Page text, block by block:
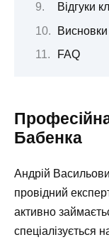
Відгуки
Висновки
FAQ
Бабенка
Андрій
провідний
активно
спеціалізується